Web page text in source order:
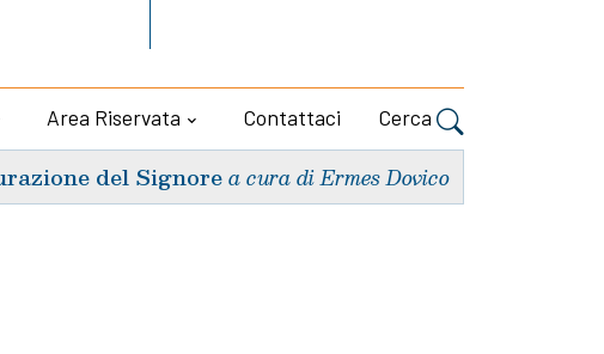
Area Riservata Contattaci Cerca
del Signorea cura di Ermes Dovico